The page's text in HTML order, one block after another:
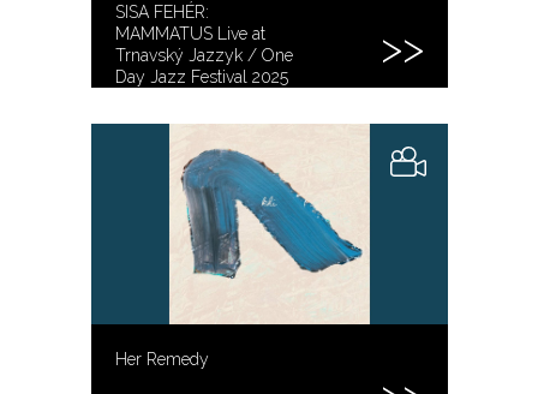
SISA FEHÉR:
MAMMATUS Live at
Trnavský Jazzyk / One
Day Jazz Festival 2025
Her Remedy